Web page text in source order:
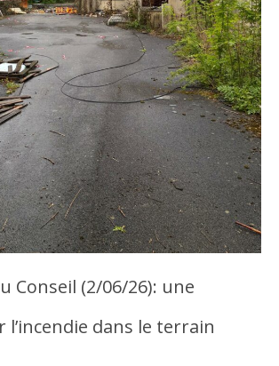
Conseil (2/06/26): une
dans le terrain